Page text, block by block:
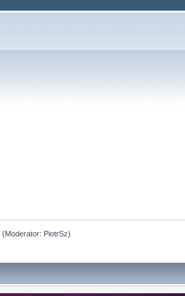
(Moderator: PiotrSz)